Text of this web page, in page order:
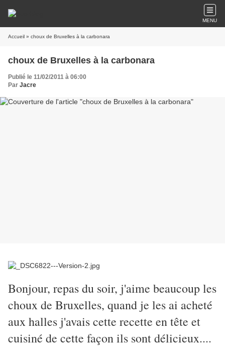
MENU
Accueil » choux de Bruxelles à la carbonara
choux de Bruxelles à la carbonara
Publié le 11/02/2011 à 06:00
Par Jacre
Bonjour, repas du soir, j'aime beaucoup les
choux de Bruxelles, quand je les ai acheté
aux halles j'avais cette recette en tête et
cuisiné de cette façon ils sont délicieux....